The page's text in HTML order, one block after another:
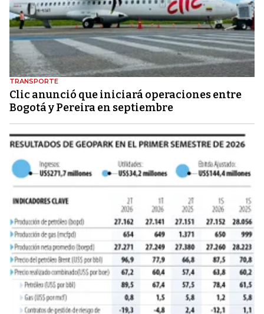
TRANSPORTE
Clic anunció que iniciará operaciones entre
Bogotá y Pereira en septiembre